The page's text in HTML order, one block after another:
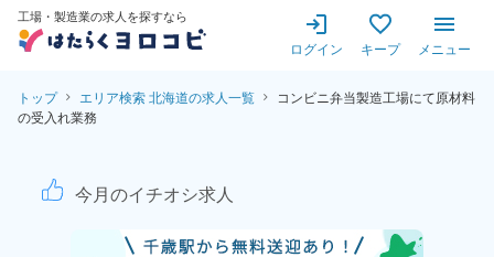
工場・製造業の求人を探すなら
ログイン キープ メニュー
トップ エリア検索 北海道の求人一覧
コンビニ弁当製造工場にて原材料
の受入れ業務
コンビニ弁当製造工場にて
今月のイチオシ求人